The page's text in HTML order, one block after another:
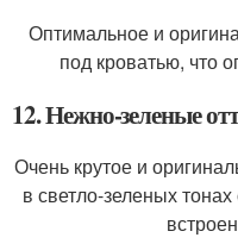
Оптимальное и
под кроватью, что
12. Нежно-зеленые
Очень крутое и
в светло-зеленых